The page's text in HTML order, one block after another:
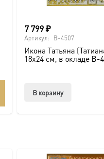
7 799₽
Артикул: B-4507
Икона Татьяна
18х24 см, в окладе B-
В корзину